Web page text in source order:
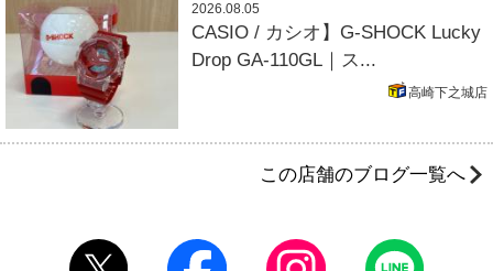
2026.08.05
CASIO / カシオ】G-SHOCK Lucky
Drop GA-110GL｜ス...
高崎下之城店
この店舗のブログ一覧へ